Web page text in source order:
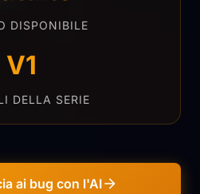
DISPONIBILE
V1
DELLA SERIE
ai bug con l'AI